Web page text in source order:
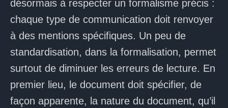
désormais à respecter un formalisme précis :
chaque type de communication doit renvoyer
à des mentions spécifiques. Un peu de
standardisation, dans la formalisation, permet
surtout de diminuer les erreurs de lecture. En
premier lieu, le document doit spécifier, de
façon apparente, la nature du document, qu’il